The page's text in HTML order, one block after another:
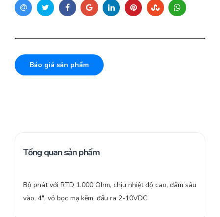
Báo giá sản phẩm
Tổng quan sản phẩm
Bộ phát với RTD 1.000 Ohm, chịu nhiệt độ cao, đâm sâu
vào, 4″, vỏ bọc mạ kẽm, đầu ra 2-10VDC